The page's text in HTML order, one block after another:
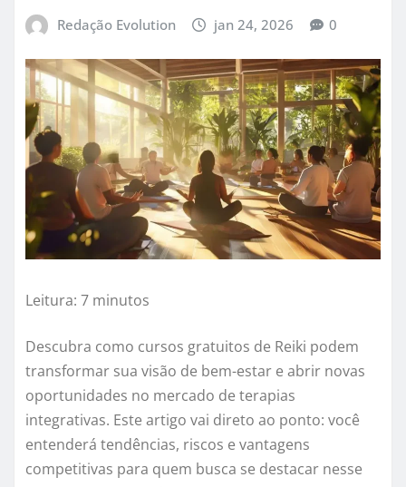
Redação Evolution jan 24, 2026 0
Leitura: 7 minutos
Descubra como cursos gratuitos de Reiki podem
transformar sua visão de bem-estar e abrir novas
oportunidades no mercado de terapias
integrativas. Este artigo vai direto ao ponto: você
entenderá tendências, riscos e vantagens
competitivas para quem busca se destacar nesse